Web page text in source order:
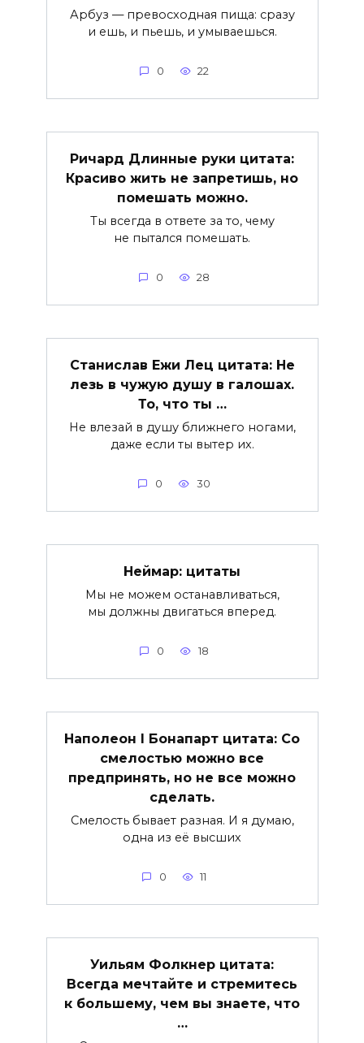
Арбуз — превосходная пища: сразу
и ешь, и пьешь, и умываешься.
0 22
Ричард Длинные руки цитата:
Красиво жить не запретишь, но
помешать можно.
Ты всегда в ответе за то, чему
не пытался помешать.
0 28
Станислав Ежи Лец цитата: Не
лезь в чужую душу в галошах.
То, что ты …
Не влезай в душу ближнего ногами,
даже если ты вытер их.
0 30
Неймар: цитаты
Мы не можем останавливаться,
мы должны двигаться вперед.
0 18
Наполеон I Бонапарт цитата: Со
смелостью можно все
предпринять, но не все можно
сделать.
Смелость бывает разная. И я думаю,
одна из её высших
0 11
Уильям Фолкнер цитата:
Всегда мечтайте и стремитесь
к большему, чем вы знаете, что
…